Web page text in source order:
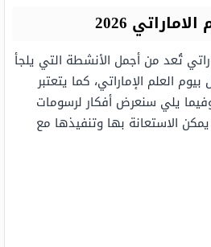
2026
تُعد من أجمل الأنشطة التي يلجأ
بيوم العلم الإماراتي، كما يتعتبر
يلي سنعرض أفكار لرسومات
يمكن الاستعانة بها وتنفيذها مع